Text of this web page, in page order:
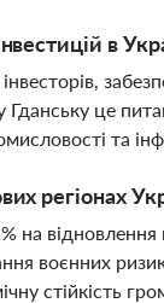
в
це
та
регіонах
на
воєнних
стійкість